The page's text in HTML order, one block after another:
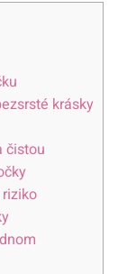
krásky
čistou